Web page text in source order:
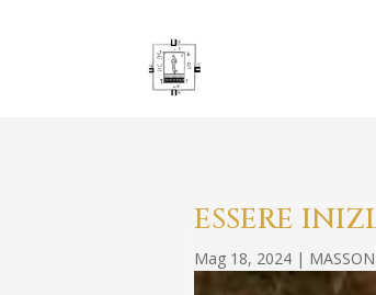
ESSERE
Mag 18, 2024 |